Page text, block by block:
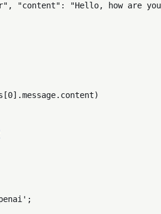
, "content" :
"Hello, how are
0
;